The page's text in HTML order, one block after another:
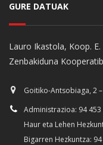
GURE DATUAK
Lauro Ikastola, Koop.
Zenbakiduna
Goitiko-Antsobiaga, 2
Administrazioa: 94 453
Haur eta Lehen
Bigarren Hezkuntza: